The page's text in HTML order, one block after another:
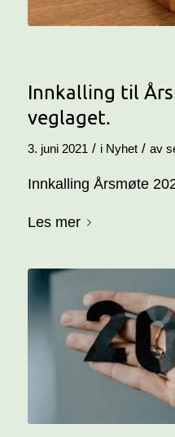
Innkalling til
veglaget.
3. juni 2021 / i Nyhet / av
Innkalling Årsmøte
Les mer